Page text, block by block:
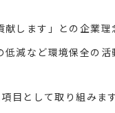
します」 との企業理
低減など環境保全の活
目として取り組みます